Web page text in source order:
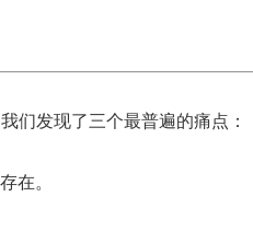
们发现了三个最普遍的痛点：
在。